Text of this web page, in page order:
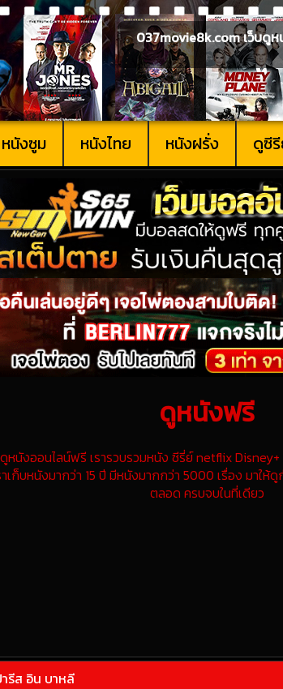
037movie8k.com เว็บดูห
หนังซูม หนังไทย หนังฝรั่ง ดูซี
ดูหนังฟรี
หนังออนไลน์ฟรี เรารวบรวมหนัง ซีรี่ย์ netflix
เก็บหนังมากว่า 15 ปี มีหนังมากกว่า 5000 เรื่อง มาใ
ตลอด ครบจบในที่เดียว
รีส อิน บาหลี